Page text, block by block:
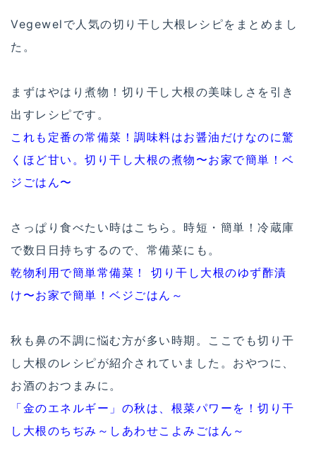
Vegewelで人気の切り干し大根レシピをまとめまし
た。
まずはやはり煮物！切り干し大根の美味しさを引き
出すレシピです。
これも定番の常備菜！調味料はお醤油だけなのに驚
くほど甘い。切り干し大根の煮物〜お家で簡単！ベ
ジごはん〜
さっぱり食べたい時はこちら。時短・簡単！冷蔵庫
で数日日持ちするので、常備菜にも。
乾物利用で簡単常備菜！ 切り干し大根のゆず酢漬
け〜お家で簡単！ベジごはん～
秋も鼻の不調に悩む方が多い時期。ここでも切り干
し大根のレシピが紹介されていました。おやつに、
お酒のおつまみに。
「金のエネルギー」の秋は、根菜パワーを！切り干
し大根のちぢみ～しあわせこよみごはん～